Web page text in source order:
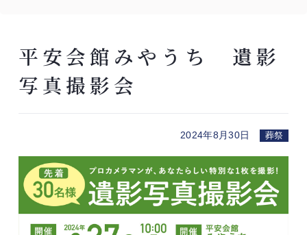
平安会館みやうち 遺影
写真撮影会
2024年8月30日 葬祭